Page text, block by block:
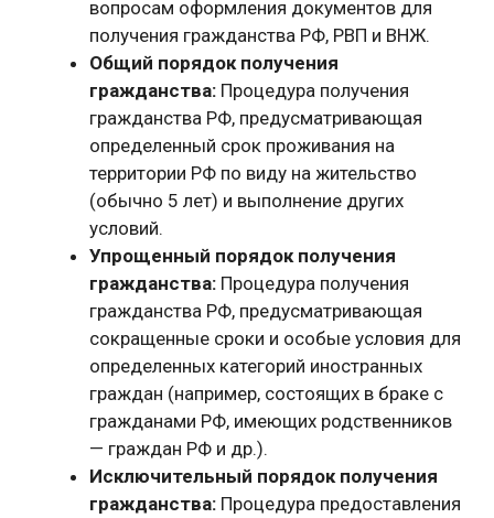
вопросам оформления документов для
получения гражданства РФ, РВП и ВНЖ.
Общий порядок получения
гражданства: Процедура получения
гражданства РФ, предусматривающая
определенный срок проживания на
территории РФ по виду на жительство
(обычно 5 лет) и выполнение других
условий.
Упрощенный порядок получения
гражданства: Процедура получения
гражданства РФ, предусматривающая
сокращенные сроки и особые условия для
определенных категорий иностранных
граждан (например, состоящих в браке с
гражданами РФ, имеющих родственников
— граждан РФ и др.).
Исключительный порядок получения
гражданства: Процедура предоставления